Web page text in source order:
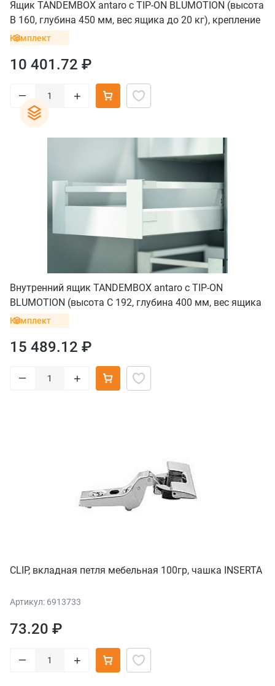
Ящик TANDEMBOX antaro с TIP-ON BLUMOTION (высота
B 160, глубина 450 мм, вес ящика до 20 кг), крепление
под саморезы, белый
Комплект
10 401.72 ₽
– +
Внутренний ящик TANDEMBOX antaro с TIP-ON
BLUMOTION (высота С 192, глубина 400 мм, вес ящика
до 20 кг), белый
Комплект
15 489.12 ₽
– +
CLIP, вкладная петля мебельная 100гр, чашка INSERTA
Артикул: 6913733
73.20 ₽
– +